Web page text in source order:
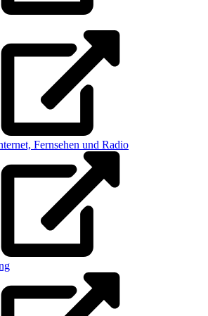
Fernsehen und Radio